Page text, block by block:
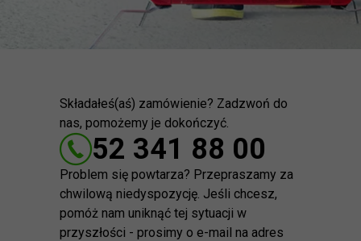
Składałeś(aś) zamówienie? Zadzwoń do
nas, pomożemy je dokończyć.
52 341 88 00
Problem się powtarza? Przepraszamy za
chwilową niedyspozycję. Jeśli chcesz,
pomóż nam uniknąć tej sytuacji w
przyszłości - prosimy o e-mail na adres